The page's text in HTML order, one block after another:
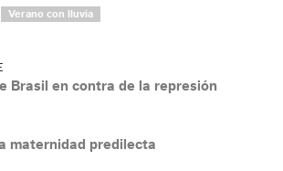
Verano con lluvia
Brasil en contra de la represión
maternidad predilecta